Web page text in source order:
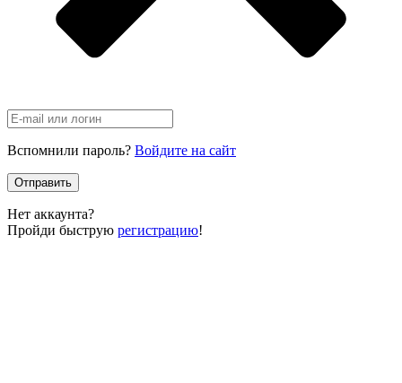
Вспомнили пароль? Войдите на сайт
Отправить
Нет аккаунта?
Пройди быструю регистрацию!